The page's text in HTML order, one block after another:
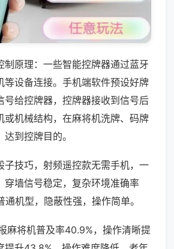
制原理：一些智能控牌器通过蓝牙
等设备连接。手机端软件预设好牌
号给控牌器，控牌器接收到信号后
或机械结构，在麻将机洗牌、码牌
到控牌目的。
子技巧，射频遥控款无需手机，一
穿墙信号稳定，复杂环境准确率
机型，隐蔽性强，操作简单。
麻将机普及率40.9%，操作清晰提